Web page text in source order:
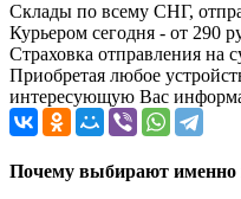
Склады по всему СНГ,
Курьером сегодня - от 290
Страховка отправления на
Приобретая любое
интересующую Вас
Почему выбирают именно